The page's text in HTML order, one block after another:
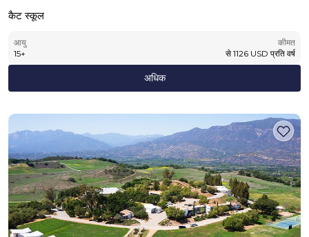
कैट स्कूल
आयु
15+
कीमत
से 1126 USD प्रति वर्ष
अधिक